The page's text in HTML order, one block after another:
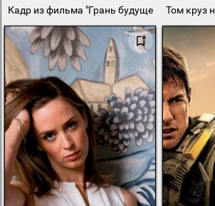
Кадр из фильма "Грань будущего" с Томом
Том круз